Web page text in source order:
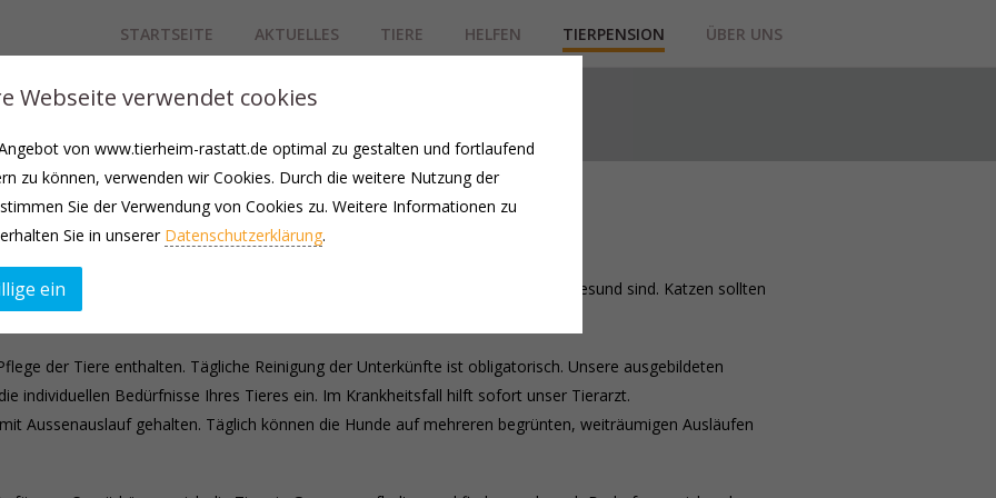
STARTSEITE AKTUELLES TIERE HELFEN TIERPENSION ÜBER UNS
Ihrer Urlaubszeit in unserer schönen Tierpension auf, sofern sie geimpft und gesund sind. Katzen sollten
der Tiere enthalten. Tägliche Reinigung der Unterkünfte ist obligatorisch. Unsere ausgebildeten
individuellen Bedürfnisse Ihres Tieres ein. Im Krankheitsfall hilft sofort unser Tierarzt.
Aussenauslauf gehalten. Täglich können die Hunde auf mehreren begrünten, weiträumigen Ausläufen
Webseite verwendet cookies
von www.tierheim-rastatt.de optimal zu gestalten und fortlaufend
zu können, verwenden wir Cookies. Durch die weitere Nutzung der
Sie der Verwendung von Cookies zu. Weitere Informationen zu
Sie in unserer Datenschutzerklärung.
ein